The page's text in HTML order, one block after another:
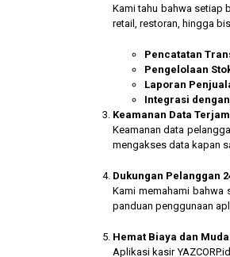
Kami tahu bahwa setiap
retail, restoran, hingga
Pencatatan
Pengelolaan
Laporan
Integrasi
Keamanan Data
Keamanan data
mengakses data kapan
Dukungan Pelanggan
Kami memahami bahwa
panduan penggunaan
Hemat Biaya dan
Aplikasi kasir